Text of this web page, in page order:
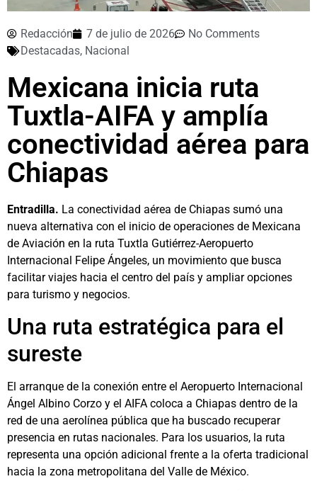
Redacción 7 de julio de 2026
No Comments
Destacadas, Nacional
Mexicana inicia ruta
Tuxtla-AIFA y amplía
conectividad aérea para
Chiapas
Entradilla. La conectividad aérea de Chiapas sumó una
nueva alternativa con el inicio de operaciones de Mexicana
de Aviación en la ruta Tuxtla Gutiérrez-Aeropuerto
Internacional Felipe Ángeles, un movimiento que busca
facilitar viajes hacia el centro del país y ampliar opciones
para turismo y negocios.
Una ruta estratégica para el
sureste
El arranque de la conexión entre el Aeropuerto Internacional
Ángel Albino Corzo y el AIFA coloca a Chiapas dentro de la
red de una aerolínea pública que ha buscado recuperar
presencia en rutas nacionales. Para los usuarios, la ruta
representa una opción adicional frente a la oferta tradicional
hacia la zona metropolitana del Valle de México.